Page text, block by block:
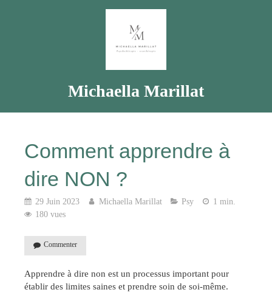
Michaella Marillat
Comment apprendre à
dire NON ?
29 Juin 2023 Michaella Marillat Psy
1 min.
180 vues
Commenter
Apprendre à dire non est un processus important pour
établir des limites saines et prendre soin de soi-même.